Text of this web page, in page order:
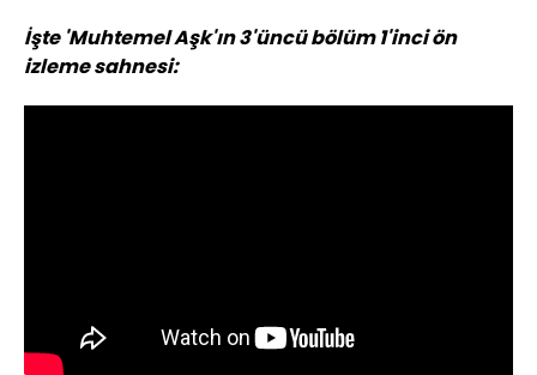
İşte 'Muhtemel Aşk'ın 3'üncü bölüm 1'inci ön
izleme sahnesi: